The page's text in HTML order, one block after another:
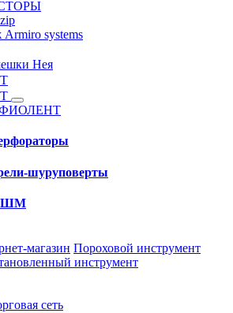
systems
Нея
ФИОЛЕНТ
шуруповерты
магазин Пороховой инструмент
инструмент
сеть